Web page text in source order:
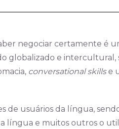
negociar certamente é
globalizado e intercultural,
conversational skills e
de usuários da língua,
língua e muitos outros o